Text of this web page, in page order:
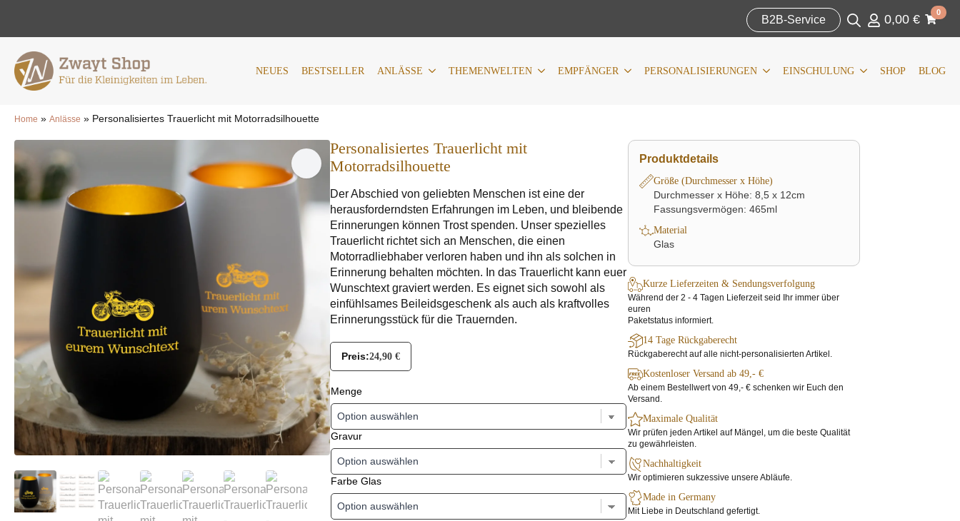
B2B-Service
Search
0,00 € 0
NEUES BESTSELLER ANLÄSSE THEMENWELTEN EMPFÄNGER PERSONALISIERUNGEN EINSCHULUNG SHOP BLOG
for:
KOMMUNION/KONFIRMATION SHOP BLOG
Home » Anlässe » Personalisiertes Trauerlicht mit Motorradsilhouette
Personalisiertes Trauerlicht mit
Motorradsilhouette
Der Abschied von geliebten Menschen ist eine der
herausforderndsten Erfahrungen im Leben, und bleibende
Erinnerungen können Trost spenden. Unser spezielles
Trauerlicht richtet sich an Menschen, die einen
Motorradliebhaber verloren haben und ihn als solchen in
Erinnerung behalten möchten. In das Trauerlicht kann euer
Wunschtext graviert werden. Es eignet sich sowohl als
einfühlsames Beileidsgeschenk als auch als kraftvolles
Erinnerungsstück für die Trauernden.
Preis:24,90€
Menge
Gravur
Farbe Glas
Produktdetails
Größe (Durchmesser x Höhe)
Durchmesser x Höhe: 8,5 x 12cm
Fassungsvermögen: 465ml
Material
Glas
Kurze Lieferzeiten & Sendungsverfolgung
Während der 2 - 4 Tagen Lieferzeit seid Ihr immer über
euren
Paketstatus informiert.
14 Tage Rückgaberecht
Rückgaberecht auf alle nicht-personalisierten Artikel.
Kostenloser Versand ab 49,- €
Ab einem Bestellwert von 49,- € schenken wir Euch den
Versand.
Maximale Qualität
Wir prüfen jeden Artikel auf Mängel, um die beste Qualität
zu gewährleisten.
Nachhaltigkeit
Wir optimieren sukzessive unsere Abläufe.
Made in Germany
Mit Liebe in Deutschland gefertigt.